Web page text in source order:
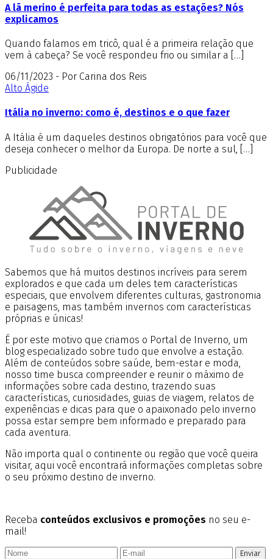
A lã merino é perfeita para todas as estações? Nós
explicamos
Quando falamos em tricô, qual é a primeira relação que
vem à cabeça? Se você respondeu frio ou similar a […]
06/11/2023 - Por Carina dos Reis
Alto Ágide
Itália no inverno: como é, destinos e o que fazer
A Itália é um daqueles destinos obrigatórios para você que
deseja conhecer o melhor da Europa. De norte a sul, […]
Publicidade
Sabemos que há muitos destinos incríveis para serem
explorados e que cada um deles tem características
especiais, que envolvem diferentes culturas, gastronomia
e paisagens, mas também invernos com características
próprias e únicas!
É por este motivo que criamos o Portal de Inverno, um
blog especializado sobre tudo que envolve a estação.
Além de conteúdos sobre saúde, bem-estar e moda,
nosso time busca compreender e reunir o máximo de
informações sobre cada destino, trazendo suas
características, curiosidades, guias de viagem, relatos de
experiências e dicas para que o apaixonado pelo inverno
possa estar sempre bem informado e preparado para
cada aventura.
Não importa qual o continente ou região que você queira
visitar, aqui você encontrará informações completas sobre
o seu próximo destino de inverno.
Receba conteúdos exclusivos e promoções no seu e-
mail!
Enviar